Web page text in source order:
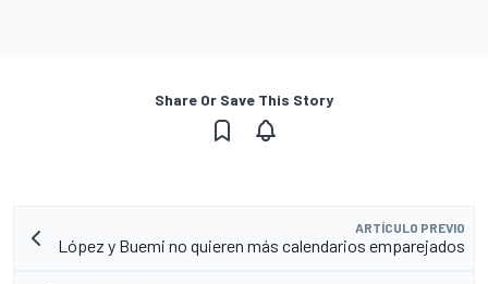
Share Or Save This Story
ARTÍCULO PREVIO
López y Buemi no quieren más calendarios emparejados